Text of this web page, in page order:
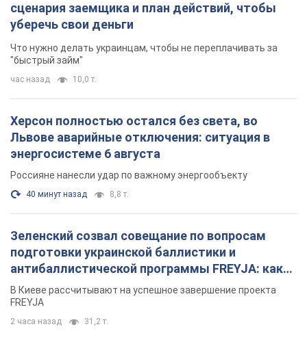
сценария заемщика и план действий, чтобы
уберечь свои деньги
Что нужно делать украинцам, чтобы не переплачивать за
"быстрый займ"
час назад 10,0 т.
Херсон полностью остался без света, во
Львове аварийные отключения: ситуация в
энергосистеме 6 августа
Россияне нанесли удар по важному энергообъекту
40 минут назад 8,8 т.
Зеленский созвал совещание по вопросам
подготовки украинской баллистики и
антибаллистической программы FREYJA: какие
решения готовятся
В Киеве рассчитывают на успешное завершение проекта
FREYJA
2 часа назад 31,2 т.